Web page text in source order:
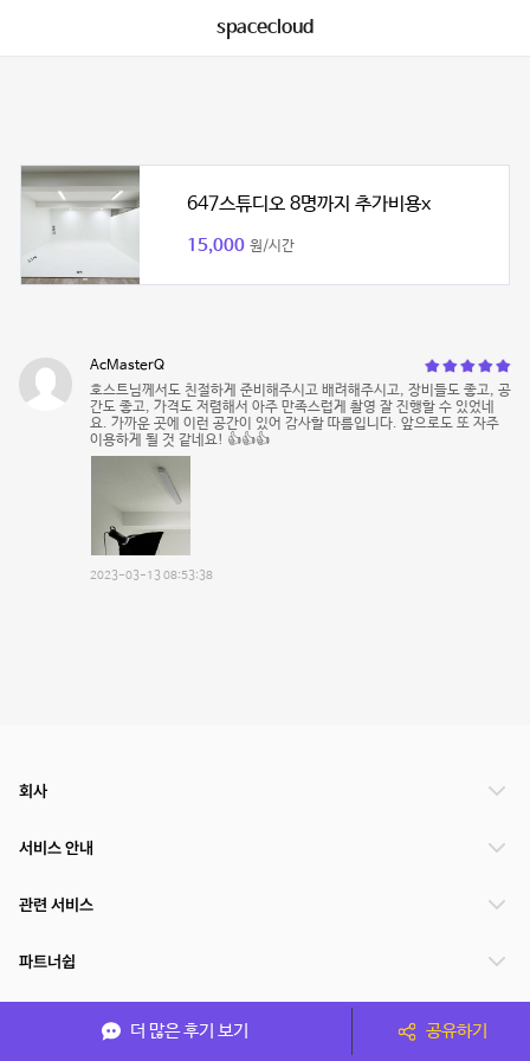
spacecloud
647스튜디오 8명까지 추가비용x
15,000 원/시간
AcMasterQ
호스트님께서도 친절하게 준비해주시고 배려해주시고, 장비들도 좋고, 공
간도 좋고, 가격도 저렴해서 아주 만족스럽게 촬영 잘 진행할 수 있었네
요. 가까운 곳에 이런 공간이 있어 감사할 따름입니다. 앞으로도 또 자주
이용하게 될 것 같네요! 👍👍👍
2023-03-13 08:53:38
더 많은 후기 보기 공유하기
회사
서비스 안내
관련 서비스
파트너쉽
서비스 제공 국가